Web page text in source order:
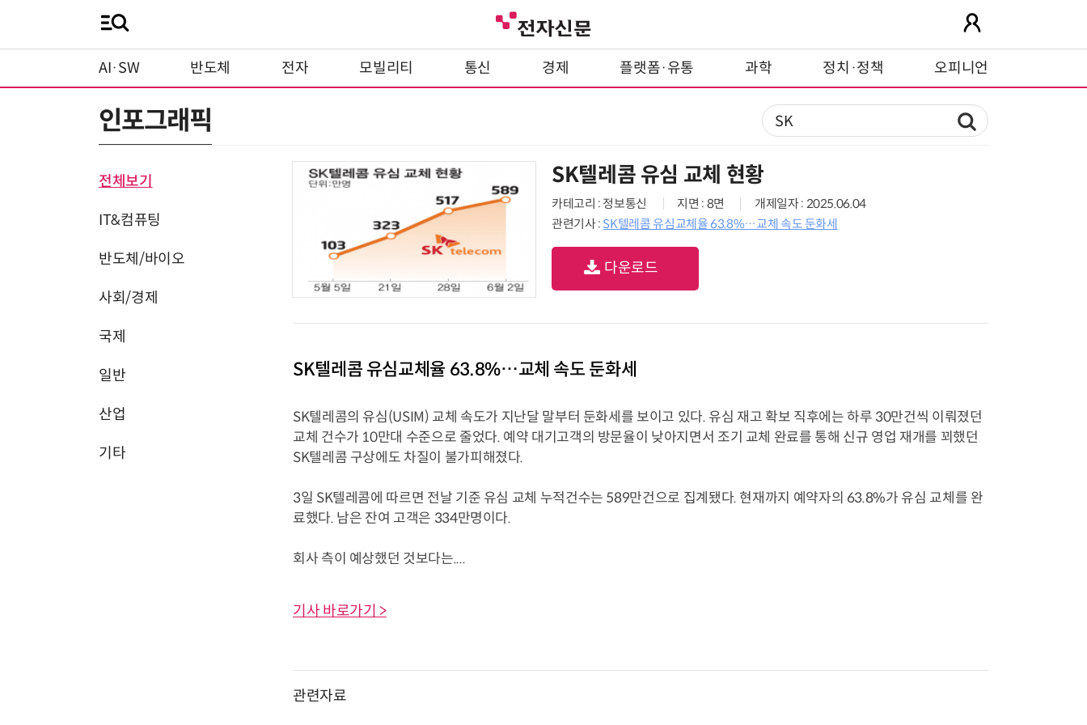
AI·SW 반도체 전자 모빌리티 통신 경제 플랫폼·유통 과학 정치·정책 오피니언
인포그래픽
전체보기
IT&컴퓨팅
반도체/바이오
사회/경제
국제
일반
산업
기타
SK텔레콤 유심 교체 현황
카테고리 : 정보통신 지면 : 8면
개제일자 : 2025.06.04
관련기사 : SK텔레콤 유심교체율 63.8%…교체 속도 둔화세
다운로드
SK텔레콤 유심교체율 63.8%…교체 속도 둔화세
SK텔레콤의 유심(USIM) 교체 속도가 지난달 말부터 둔화세를 보이고 있다. 유심 재고 확보 직후에는 하루 30만건씩 이뤄졌던
교체 건수가 10만대 수준으로 줄었다. 예약 대기고객의 방문율이 낮아지면서 조기 교체 완료를 통해 신규 영업 재개를 꾀했던
SK텔레콤 구상에도 차질이 불가피해졌다.
3일 SK텔레콤에 따르면 전날 기준 유심 교체 누적건수는 589만건으로 집계됐다. 현재까지 예약자의 63.8%가 유심 교체를 완
료했다. 남은 잔여 고객은 334만명이다.
회사 측이 예상했던 것보다는....
기사 바로가기 >
관련자료